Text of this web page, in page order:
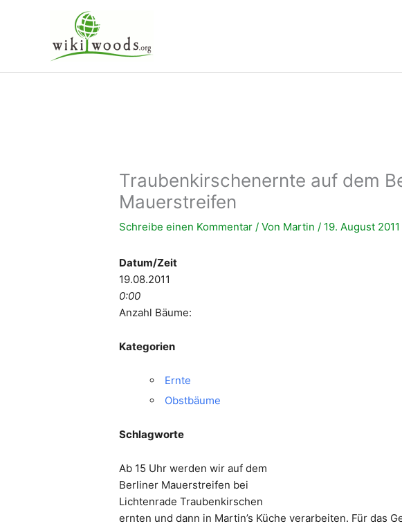
Traubenkirschenernte auf dem
Mauerstreifen
Schreibe einen Kommentar / Von Martin/ 19. August 2011
Datum/Zeit
19.08.2011
0:00
Anzahl Bäume:
Kategorien
Ernte
Obstbäume
Schlagworte
Ab 15 Uhr werden wir auf dem
Berliner Mauerstreifen bei
Lichtenrade Traubenkirschen
ernten und dann in Martin’s Küche verarbeiten. Für das